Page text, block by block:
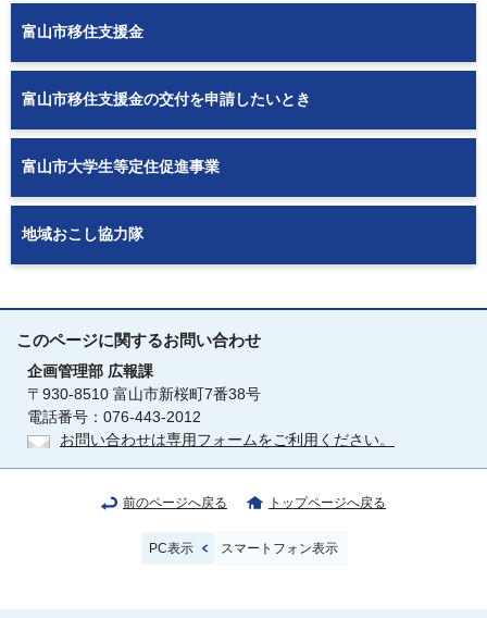
富山市移住支援金
富山市移住支援金の交付を申請したいとき
富山市大学生等定住促進事業
地域おこし協力隊
このページに関するお問い合わせ
企画管理部 広報課
〒930-8510 富山市新桜町7番38号
電話番号：076-443-2012
お問い合わせは専用フォームをご利用ください。
前のページへ戻る トップページへ戻る
PC表示 スマートフォン表示